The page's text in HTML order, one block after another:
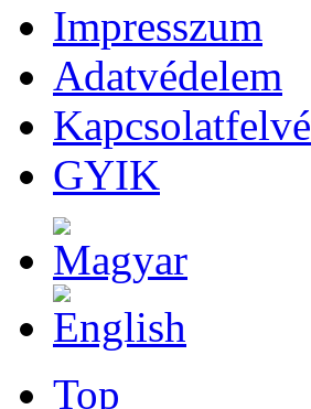
Impresszum
Adatvédelem
GYIK
Top